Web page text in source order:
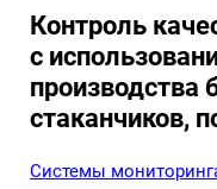
Контроль
с
стаканчиков,
Системы